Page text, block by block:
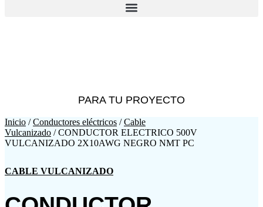
PARA TU PROYECTO
Inicio /Conductores eléctricos /Cable
Vulcanizado / CONDUCTOR ELECTRICO 500V
VULCANIZADO 2X10AWG NEGRO NMT PC
CABLE VULCANIZADO